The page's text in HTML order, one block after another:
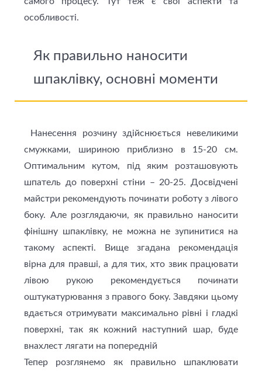
особливості.
Як правильно наносити
шпаклівку, основні моменти
Нанесення розчину здійснюється невеликими
смужками, шириною приблизно в 15-20 см.
Оптимальним кутом, під яким розташовують
шпатель до поверхні стіни – 20-25. Досвідчені
майстри рекомендують починати роботу з лівого
боку. Але розглядаючи, як правильно наносити
фінішну шпаклівку, не можна не зупинитися на
такому аспекті. Вище згадана рекомендація
вірна для правші, а для тих, хто звик працювати
лівою рукою рекомендується починати
оштукатурювання з правого боку. Завдяки цьому
вдається отримувати максимально рівні і гладкі
поверхні, так як кожний наступний шар, буде
внахлест лягати на попередній
Тепер розглянемо як правильно шпаклювати